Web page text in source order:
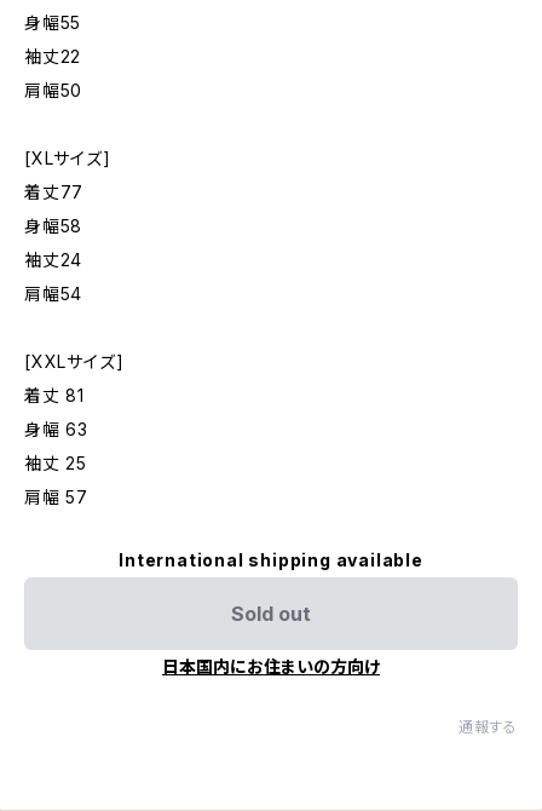
身幅55
袖丈22
肩幅50
[XLサイズ]
着丈77
身幅58
袖丈24
肩幅54
[XXLサイズ]
着丈 81
身幅 63
袖丈 25
肩幅 57
International shipping available
Sold out
日本国内にお住まいの方向け
通報する